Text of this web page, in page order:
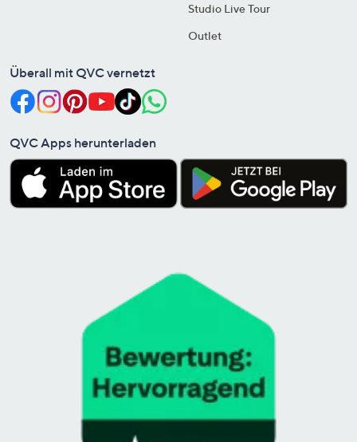
Studio Live Tour
Outlet
Überall mit QVC vernetzt
QVC Apps herunterladen